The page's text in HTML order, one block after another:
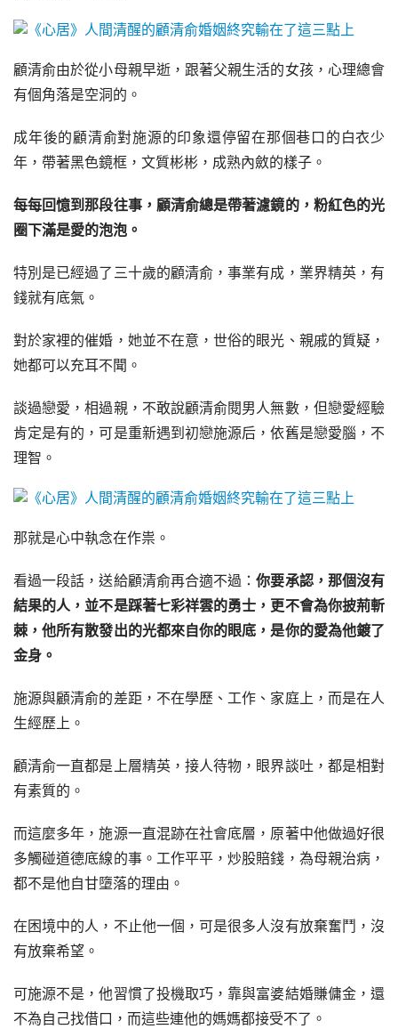
顧清俞由於從小母親早逝，跟著父親生活的女孩，心理總會
有個角落是空洞的。
成年後的顧清俞對施源的印象還停留在那個巷口的白衣少
年，帶著黑色鏡框，文質彬彬，成熟內斂的樣子。
每每回憶到那段往事，顧清俞總是帶著濾鏡的，粉紅色的光
圈下滿是愛的泡泡。
特別是已經過了三十歲的顧清俞，事業有成，業界精英，有
錢就有底氣。
對於家裡的催婚，她並不在意，世俗的眼光、親戚的質疑，
她都可以充耳不聞。
談過戀愛，相過親，不敢說顧清俞閱男人無數，但戀愛經驗
肯定是有的，可是重新遇到初戀施源后，依舊是戀愛腦，不
理智。
那就是心中執念在作祟。
看過一段話，送給顧清俞再合適不過：你要承認，那個沒有
結果的人，並不是踩著七彩祥雲的勇士，更不會為你披荊斬
棘，他所有散發出的光都來自你的眼底，是你的愛為他鍍了
金身。
施源與顧清俞的差距，不在學歷、工作、家庭上，而是在人
生經歷上。
顧清俞一直都是上層精英，接人待物，眼界談吐，都是相對
有素質的。
而這麼多年，施源一直混跡在社會底層，原著中他做過好很
多觸碰道德底線的事。工作平平，炒股賠錢，為母親治病，
都不是他自甘墮落的理由。
在困境中的人，不止他一個，可是很多人沒有放棄奮鬥，沒
有放棄希望。
可施源不是，他習慣了投機取巧，靠與富婆結婚賺傭金，還
不為自己找借口，而這些連他的媽媽都接受不了。